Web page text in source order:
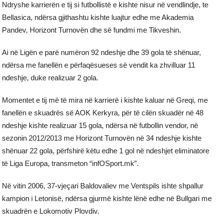
Ndryshe karrierën e tij si futbollistë e kishte nisur në vendlindje, te
Bellasica, ndërsa gjithashtu kishte luajtur edhe me Akademia
Pandev, Horizont Turnovën dhe së fundmi me Tikveshin.
Ai në Ligën e parë numëron 92 ndeshje dhe 39 gola të shënuar,
ndërsa me fanellën e përfaqësueses së vendit ka zhvilluar 11
ndeshje, duke realizuar 2 gola.
Momentet e tij më të mira në karrierë i kishte kaluar në Greqi, me
fanellën e skuadrës së AOK Kerkyra, për të cilën skuadër në 48
ndeshje kishte realizuar 15 gola, ndërsa në futbollin vendor, në
sezonin 2012/2013 me Horizont Turnovën në 34 ndeshje kishte
shënuar 22 gola, përfshirë këtu edhe 1 gol në ndeshjet eliminatore
të Liga Europa, transmeton “infOSport.mk”.
Në vitin 2006, 37-vjeçari Baldovaliev me Ventspils ishte shpallur
kampion i Letonisë, ndërsa gjurmë kishte lënë edhe në Bullgari me
skuadrën e Lokomotiv Plovdiv.